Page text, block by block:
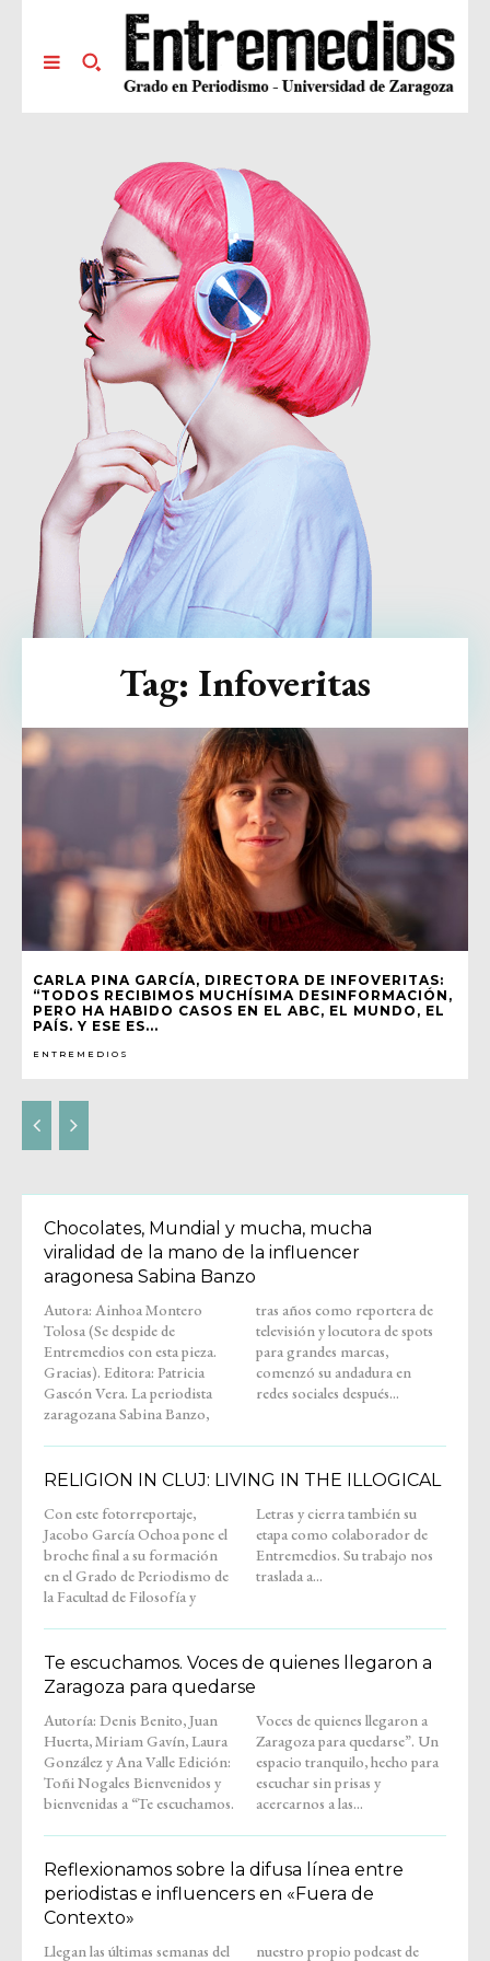
CARLA PINA GARCÍA, DIRECTORA DE INFOVERITAS:
“TODOS RECIBIMOS MUCHÍSIMA DESINFORMACIÓN,
PERO HA HABIDO CASOS EN EL ABC, EL MUNDO, EL
PAÍS. Y ESE ES...
ENTREMEDIOS
Tag: Infoveritas
Chocolates, Mundial y mucha, mucha
viralidad de la mano de la influencer
aragonesa Sabina Banzo
Autora: Ainhoa Montero
Tolosa (Se despide de
Entremedios con esta pieza.
Gracias). Editora: Patricia
Gascón Vera. La periodista
zaragozana Sabina Banzo,
tras años como reportera de
televisión y locutora de spots
para grandes marcas,
comenzó su andadura en
redes sociales después...
RELIGION IN CLUJ: LIVING IN THE ILLOGICAL
Con este fotorreportaje,
Jacobo García Ochoa pone el
broche final a su formación
en el Grado de Periodismo de
la Facultad de Filosofía y
Letras y cierra también su
etapa como colaborador de
Entremedios. Su trabajo nos
traslada a...
Te escuchamos. Voces de quienes llegaron a
Zaragoza para quedarse
Autoría: Denis Benito, Juan
Huerta, Miriam Gavín, Laura
González y Ana Valle Edición:
Toñi Nogales Bienvenidos y
bienvenidas a “Te escuchamos.
Voces de quienes llegaron a
Zaragoza para quedarse”. Un
espacio tranquilo, hecho para
escuchar sin prisas y
acercarnos a las...
Reflexionamos sobre la difusa línea entre
periodistas e influencers en «Fuera de
Contexto»
Llegan las últimas semanas del
nuestro propio podcast de